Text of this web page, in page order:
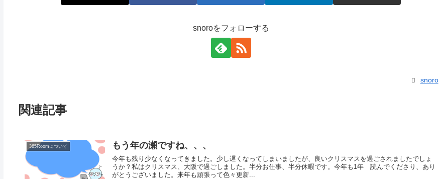
snoroをフォローする
snoro
関連記事
365Roomについて もう年の瀬ですね、、、
今年も残り少なくなってきました。少し遅くなってしまいましたが、良いクリスマスを過ごされましたでしょ
うか？私はクリスマス、大阪で過ごしました。半分お仕事、半分休暇です。今年も1年 読んでくださり、あり
がとうございました。来年も頑張って色々更新...